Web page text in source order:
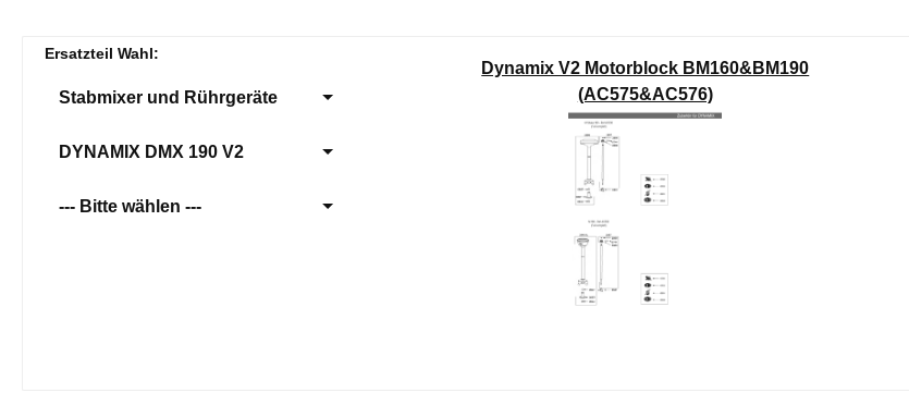
Ersatzteil Wahl:
Stabmixer und Rührgeräte
DYNAMIX DMX 190 V2
--- Bitte wählen ---
Dynamix V2 Motorblock BM160&BM190
(AC575&AC576)